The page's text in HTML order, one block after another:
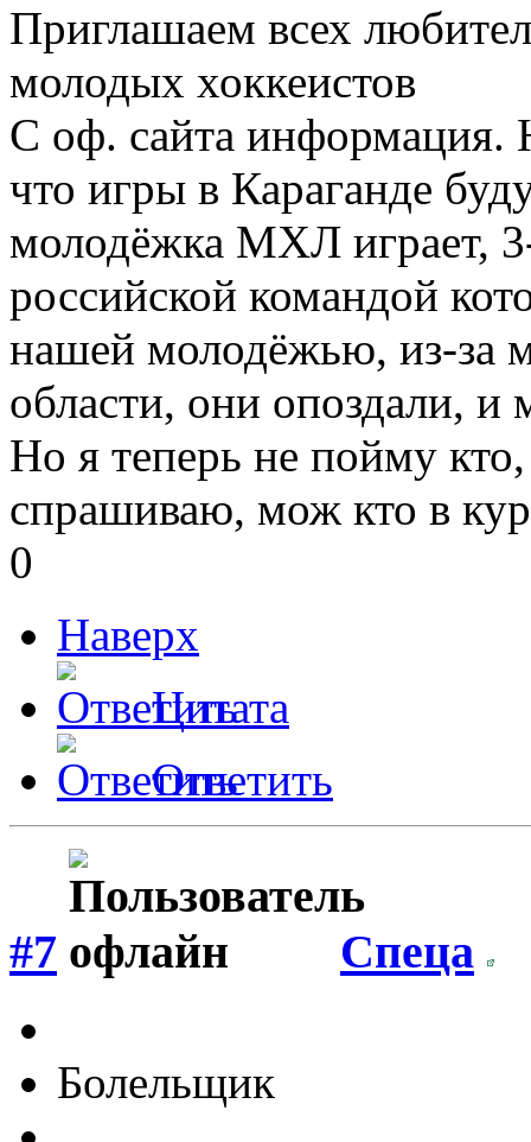
Приглашаем всех
молодых хоккеистов
С оф. сайта информация.
что игры в Караганде
молодёжка МХЛ играет,
российской командой
нашей молодёжью, из-за
области, они опоздали, и
Но я теперь не пойму
спрашиваю, мож кто в
0
Наверх
Цитата
Ответить
#7 Спеца
Болельщик